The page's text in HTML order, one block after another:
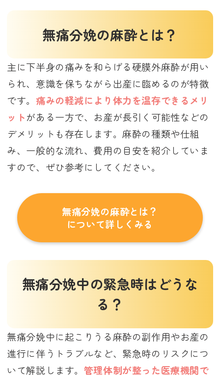
無痛分娩の麻酔とは？
主に下半身の痛みを和らげる硬膜外麻酔が用い
られ、意識を保ちながら出産に臨めるのが特徴
です。 痛みの軽減により体力を温存できるメリ
ットがある一方で、お産が長引く可能性などの
デメリットも存在します。麻酔の種類や仕組
み、一般的な流れ、費用の目安を紹介していま
すので、ぜひ参考にしてください。
無痛分娩の麻酔とは？
について詳しくみる
無痛分娩中の緊急時はどうな
る？
無痛分娩中に起こりうる麻酔の副作用やお産の
進行に伴うトラブルなど、緊急時のリスクにつ
いて解説します。 管理体制が整った医療機関で